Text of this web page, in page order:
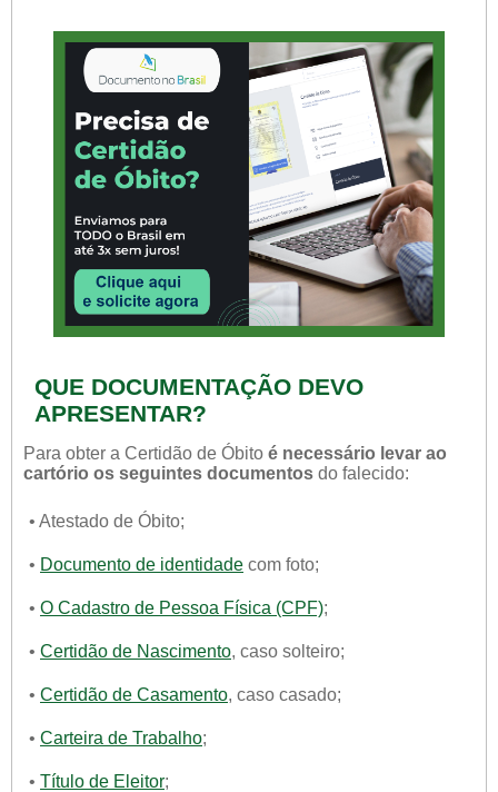
QUE DOCUMENTAÇÃO DEVO
APRESENTAR?
Para obter a Certidão de Óbito é necessário levar ao
cartório os seguintes documentos do falecido:
• Atestado de Óbito;
• Documento de identidade com foto;
• O Cadastro de Pessoa Física (CPF);
• Certidão de Nascimento, caso solteiro;
• Certidão de Casamento, caso casado;
• Carteira de Trabalho;
• Título de Eleitor;